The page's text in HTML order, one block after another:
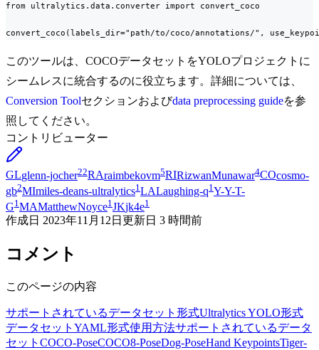
from ultralytics.data.converter import convert_coco
convert_coco(labels_dir="path/to/coco/annotations/",
このツールは、COCOデータセットをYOLOプロジェクトに
シームレスに統合するのに役立ちます。詳細については、
Conversion Toolセクションおよびdata preprocessing guideを参
照してください。
コントリビューター
GLglenn-jocher22RAraimbekovm5RIRizwanMunawar4COcosmo-
gb2MImiles-deans-ultralytics1 LALaughing-q1 Y-Y-T-
G1 MAMatthewNoyce1 JKjk4e1
作成日 2023年11月12日 更新日 3 時間前
コメント
このページの内容
サポートされているデータセット形式Ultralytics YOLO形式
データセットYAML形式使用方法サポートされているデータ
セット COCO-PoseCOCO8-PoseDog-PoseHand KeypointsTiger-